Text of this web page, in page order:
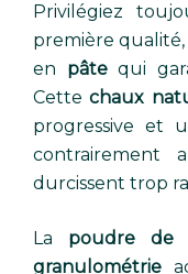
Privilégiez
première
en pâtequi
Cettechaux
progressive et
contrairement
durcissent trop
La poudre de
granulométrie